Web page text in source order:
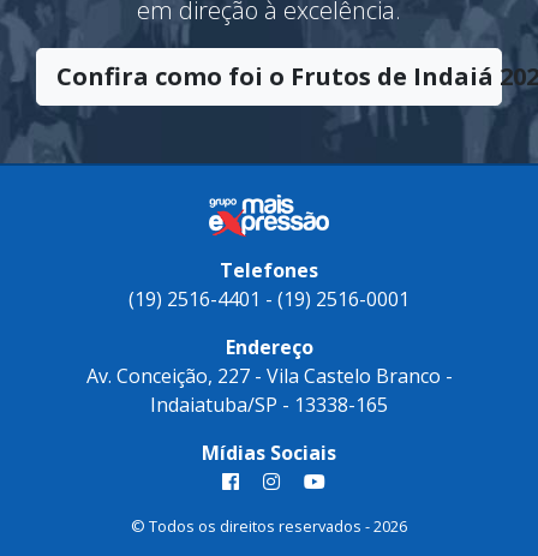
em direção à excelência.
Confira como foi o Frutos de Indaiá
Telefones
(19) 2516-4401 - (19) 2516-0001
Endereço
Av. Conceição, 227 - Vila Castelo Branco -
Indaiatuba/SP - 13338-165
Mídias Sociais
© Todos os direitos reservados - 2026